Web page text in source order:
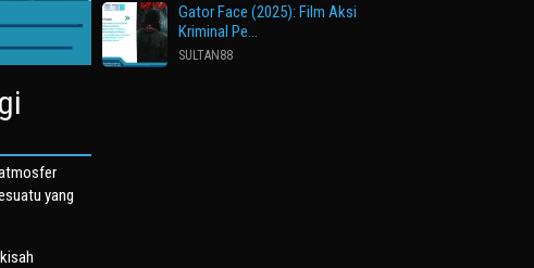
yang
Gator Face (2025): Film Aksi
Kriminal Pe…
SULTAN88